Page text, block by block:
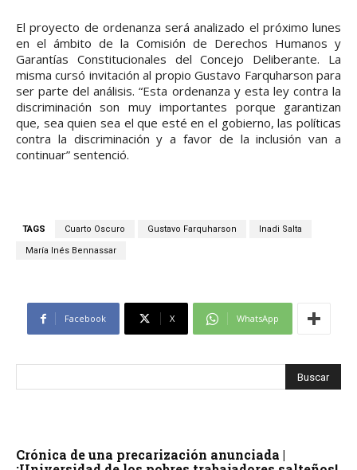
El proyecto de ordenanza será analizado el próximo lunes
en el ámbito de la Comisión de Derechos Humanos y
Garantías Constitucionales del Concejo Deliberante. La
misma cursó invitación al propio Gustavo Farquharson para
ser parte del análisis. “Esta ordenanza y esta ley contra la
discriminación son muy importantes porque garantizan
que, sea quien sea el que esté en el gobierno, las políticas
contra la discriminación y a favor de la inclusión van a
continuar” sentenció.
TAGS Cuarto Oscuro Gustavo Farquharson Inadi Salta
María Inés Bennassar
Facebook X WhatsApp
Crónica de una precarización anunciada |